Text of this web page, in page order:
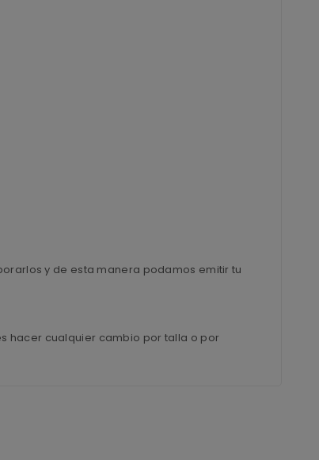
y de esta manera podamos emitir tu
hacer cualquier cambio por talla o por